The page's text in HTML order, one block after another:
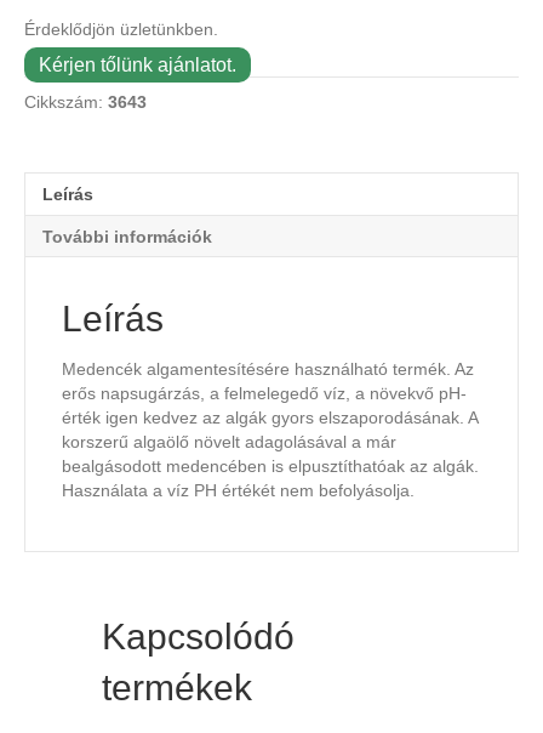
Érdeklődjön üzletünkben.
Kérjen tőlünk ajánlatot.
Cikkszám: 3643
Leírás
További információk
Leírás
Medencék algamentesítésére használható termék. Az
erős napsugárzás, a felmelegedő víz, a növekvő pH-
érték igen kedvez az algák gyors elszaporodásának. A
korszerű algaölő növelt adagolásával a már
bealgásodott medencében is elpusztíthatóak az algák.
Használata a víz PH értékét nem befolyásolja.
Kapcsolódó
termékek